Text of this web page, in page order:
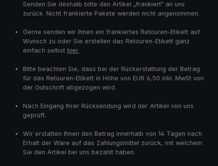
Senden Sie deshalb bitte den Artikel „frankiert“ an uns
zurück. Nicht frankierte Pakete werden nicht angenommen.
Gerne senden wir Ihnen ein frankiertes Retouren-Etikett auf
Wunsch zu oder Sie erstellen das Retouren-Etikett ganz
einfach selbst hier.
Bitte beachten Sie, dass bei der Rückerstattung der Betrag
für das Retouren-Etikett in Höhe von EUR 6,50 inkl. MwSt von
der Gutschrift abgezogen wird.
Nach Eingang Ihrer Rücksendung wird der Artikel von uns
geprüft.
Wir erstatten Ihnen den Betrag innerhalb von 14 Tagen nach
Erhalt der Ware auf das Zahlungsmittel zurück, mit welchem
Sie den Artikel bei uns bezahlt haben.